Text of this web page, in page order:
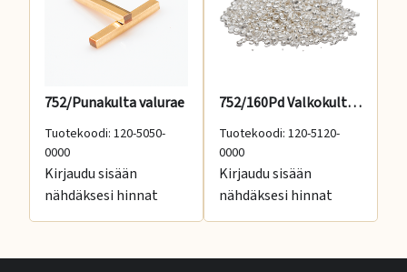
752/Punakulta valurae
Tuotekoodi: 120-5050-
0000
Kirjaudu sisään
nähdäksesi hinnat
752/160Pd Valkokulta valurae
Tuotekoodi: 120-5120-
0000
Kirjaudu sisään
nähdäksesi hinnat